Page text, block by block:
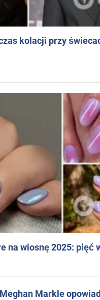
kolacji przy
na wiosnę 2025: pięć
Markle